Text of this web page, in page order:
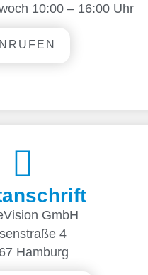
10:00 – 16:00 Uhr
GmbH
4
Hamburg